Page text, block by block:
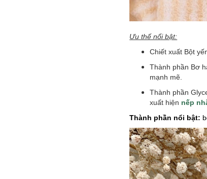
Ưu thế nổi bật:
Chiết xuất Bột
Thành phần Bơ
mạnh mẽ.
Thành phần
xuất hiện nếp
Thành phần nổi bật: